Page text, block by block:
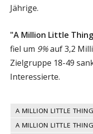
Jährige.
"A Million Little
fiel um 9%auf 3,2
Zielgruppe 18-49
Interessierte.
A MILLION LITTLE
A MILLION LITTLE